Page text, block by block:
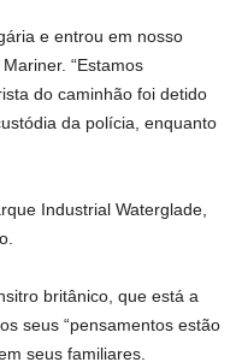
e entrou em nosso
“Estamos
do caminhão foi detido
da polícia, enquanto
Industrial Waterglade,
britânico, que está a
seus “pensamentos estão
seus familiares.